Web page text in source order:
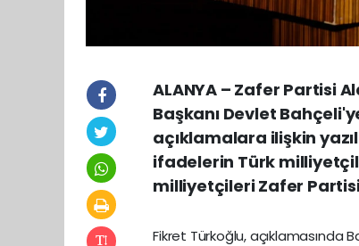
ALANYA – Zafer Partisi
Başkanı Devlet
açıklamalara ilişkin
ifadelerin Türk
milliyetçileri Zafer
Fikret Türkoğlu, açıklamasında